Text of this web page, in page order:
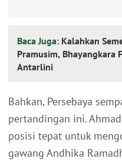
Baca Juga: Kalahkan
Pramusim, Bhayangkara
Antarlini
Bahkan, Persebaya
pertandingan ini.
posisi tepat untuk
gawang Andhika